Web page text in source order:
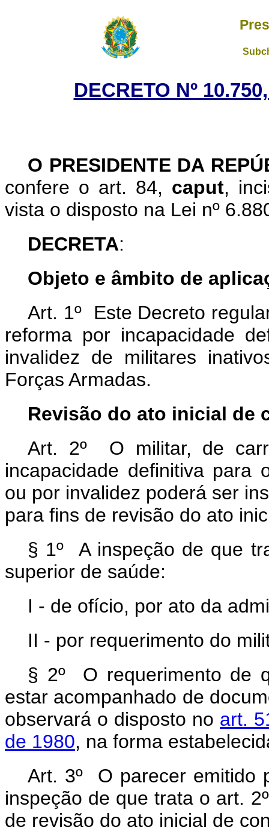
DECRETO Nº
O PRESIDENTE DA
confere o art. 84, caput,
vista o disposto na Lei nº
DECRETA:
Objeto e âmbito de
Art. 1º Este Decreto
reforma por incapacidade
invalidez de militares
Forças Armadas.
Revisão do ato inicial de
Art. 2º O militar, de
incapacidade definitiva para
ou por invalidez poderá ser
para fins de revisão do ato
§ 1º A inspeção de que
superior de saúde:
I - de ofício, por ato da
II - por requerimento do
§ 2º O requerimento de
estar acompanhado de
observará o disposto no art.
de 1980, na forma
Art. 3º O parecer emitido
inspeção de que trata o art.
de revisão do ato inicial de